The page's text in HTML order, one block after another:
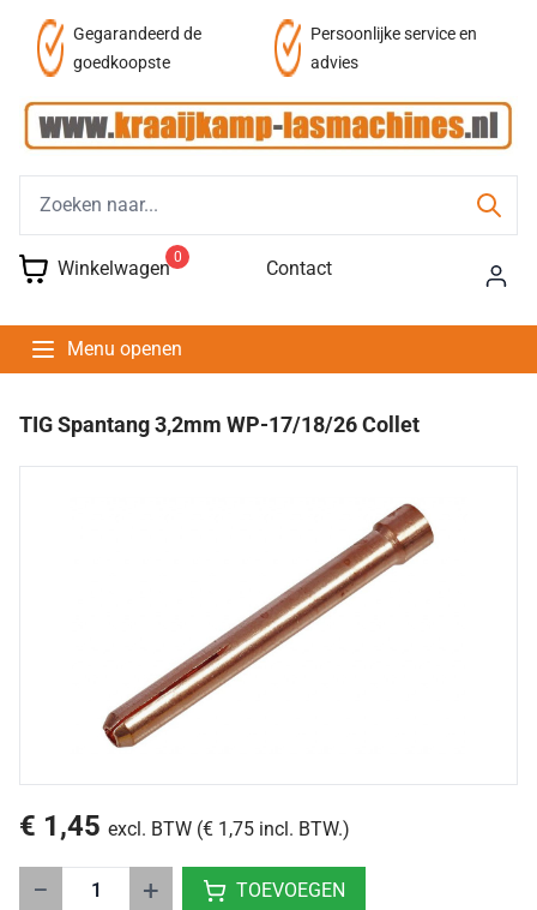
Gegarandeerd de
goedkoopste
Persoonlijke service en
advies
Winkelwagen 0 Contact
Menu openen
TIG Spantang 3,2mm WP-17/18/26 Collet
€ 1,45 excl. BTW (€ 1,75 incl. BTW.)
− + TOEVOEGEN